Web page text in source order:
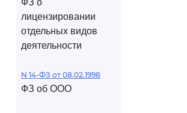
ФЗ о
лицензировании
отдельных видов
деятельности
N 14-ФЗ от 08.02.1998
ФЗ об ООО